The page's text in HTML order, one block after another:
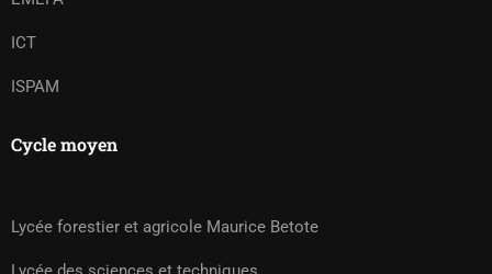
ICT
ISPAM
Cycle moyen
Lycée forestier et agricole Maurice Betote